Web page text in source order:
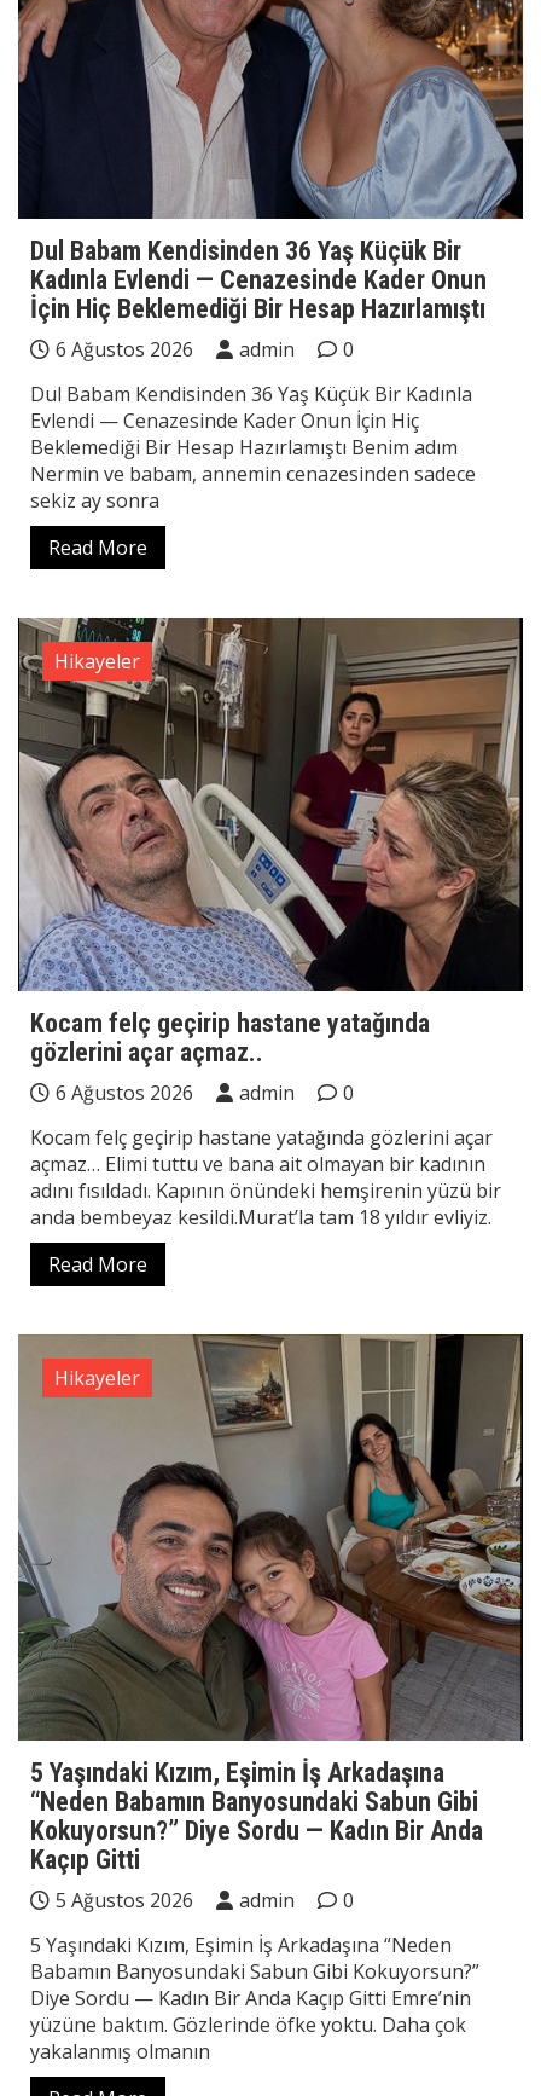
Dul Babam Kendisinden 36 Yaş Küçük Bir
Kadınla Evlendi — Cenazesinde Kader Onun
İçin Hiç Beklemediği Bir Hesap Hazırlamıştı
6 Ağustos 2026 admin
0
Dul Babam Kendisinden 36 Yaş Küçük Bir Kadınla
Evlendi — Cenazesinde Kader Onun İçin Hiç
Beklemediği Bir Hesap Hazırlamıştı Benim adım
Nermin ve babam, annemin cenazesinden sadece
sekiz ay sonra
Read More
Hikayeler
Kocam felç geçirip hastane yatağında
gözlerini açar açmaz..
6 Ağustos 2026 admin
0
Kocam felç geçirip hastane yatağında gözlerini açar
açmaz… Elimi tuttu ve bana ait olmayan bir kadının
adını fısıldadı. Kapının önündeki hemşirenin yüzü bir
anda bembeyaz kesildi.Murat’la tam 18 yıldır evliyiz.
Read More
Hikayeler
5 Yaşındaki Kızım, Eşimin İş Arkadaşına
“Neden Babamın Banyosundaki Sabun Gibi
Kokuyorsun?” Diye Sordu — Kadın Bir Anda
Kaçıp Gitti
5 Ağustos 2026 admin
0
5 Yaşındaki Kızım, Eşimin İş Arkadaşına “Neden
Babamın Banyosundaki Sabun Gibi Kokuyorsun?”
Diye Sordu — Kadın Bir Anda Kaçıp Gitti Emre’nin
yüzüne baktım. Gözlerinde öfke yoktu. Daha çok
yakalanmış olmanın